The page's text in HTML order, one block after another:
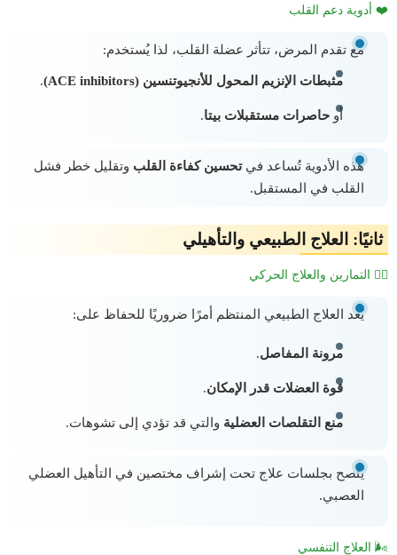
❤️ أدوية دعم القلب
مع تقدم المرض، تتأثر عضلة القلب، لذا يُستخدم:
مثبطات الإنزيم المحول للأنجيوتنسين (ACE inhibitors) .
أو حاصرات مستقبلات بيتا.
هذه الأدوية تُساعد فيتحسين كفاءة القلب وتقليل خطر فشل
القلب في المستقبل.
ثانيًا: العلاج الطبيعي والتأهيلي
🧘‍♂️ التمارين والعلاج الحركي
يُعد العلاج الطبيعي المنتظم أمرًا ضروريًا للحفاظ على:
مرونة المفاصل.
قوة العضلات قدر الإمكان.
منع التقلصات العضلية والتي قد تؤدي إلى تشوهات.
يُنصح بجلسات علاج تحت إشراف مختصين في التأهيل العضلي
العصبي.
🌬️ العلاج التنفسي